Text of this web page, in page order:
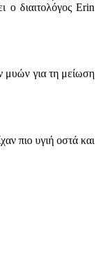
ο διαιτολόγος Erin
μυών για τη μείωση
πιο υγιή οστά και